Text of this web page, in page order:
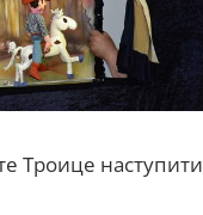
Троице наступити